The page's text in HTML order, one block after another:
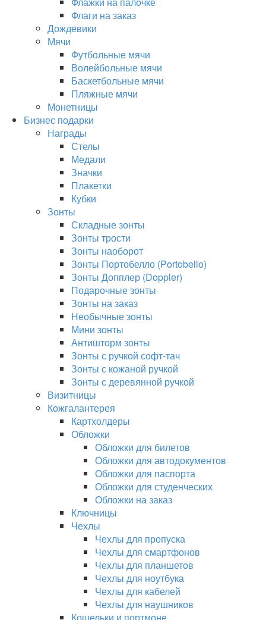
Флаги на заказ
Дождевики
Мячи
Футбольные мячи
Волейбольные мячи
Баскетбольные мячи
Пляжные мячи
Монетницы
Бизнес подарки
Награды
Стелы
Медали
Значки
Плакетки
Кубки
Зонты
Складные зонты
Зонты трости
Зонты наоборот
Зонты Портобелло (Portobello)
Зонты Допплер (Doppler)
Подарочные зонты
Зонты на заказ
Необычные зонты
Мини зонты
Антишторм зонты
Зонты с ручкой софт-тач
Зонты с кожаной ручкой
Зонты с деревянной ручкой
Визитницы
Кожгалантерея
Картхолдеры
Обложки
Обложки для билетов
Обложки для автодокументов
Обложки для паспорта
Обложки для студенческих
Обложки на заказ
Ключницы
Чехлы
Чехлы для пропуска
Чехлы для смартфонов
Чехлы для планшетов
Чехлы для ноутбука
Чехлы для кабелей
Чехлы для наушников